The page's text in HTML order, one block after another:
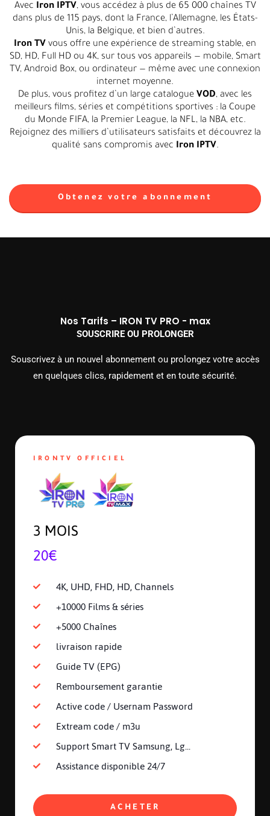
Avec Iron IPTV, vous accédez à plus de 65 000 chaînes TV
dans plus de 115 pays, dont la France, l’Allemagne, les États-
Unis, la Belgique, et bien d’autres.
Iron TV vous offre une expérience de streaming stable, en
SD, HD, Full HD ou 4K, sur tous vos appareils — mobile, Smart
TV, Android Box, ou ordinateur — même avec une connexion
internet moyenne.
De plus, vous profitez d’un large catalogue VOD, avec les
meilleurs films, séries et compétitions sportives : la Coupe
du Monde FIFA, la Premier League, la NFL, la NBA, etc.
Rejoignez des milliers d’utilisateurs satisfaits et découvrez la
qualité sans compromis avec Iron IPTV.
Obtenez votre abonnement
Nos Tarifs – IRON TV PRO - max
SOUSCRIRE OU PROLONGER
Souscrivez à un nouvel abonnement ou prolongez votre accès
en quelques clics, rapidement et en toute sécurité.
IRONTV OFFICIEL
3 MOIS
20€
4K, UHD, FHD, HD, Channels
+10000 Films & séries
+5000 Chaînes
livraison rapide
Guide TV (EPG)
Remboursement garantie
Active code / Usernam Password
Extream code / m3u
Support Smart TV Samsung, Lg...
Assistance disponible 24/7
ACHETER